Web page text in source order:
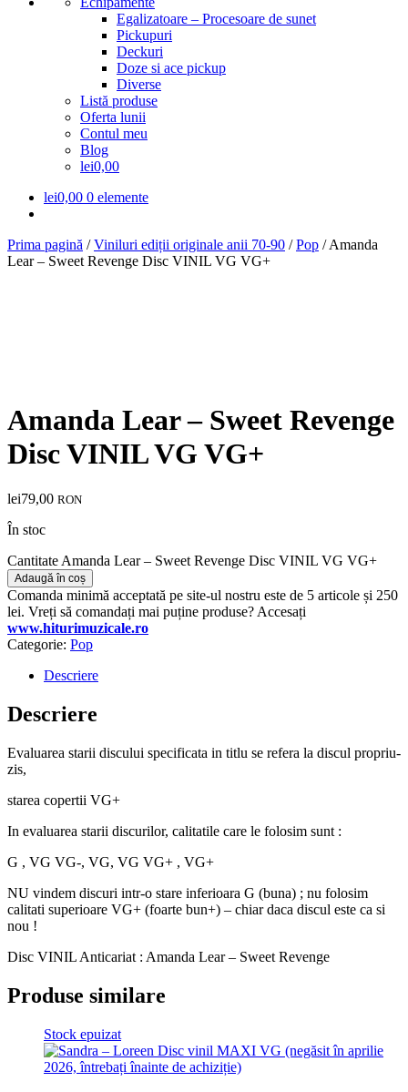
Egalizatoare – Procesoare de sunet
Pickupuri
Deckuri
Doze si ace pickup
Diverse
Listă produse
Oferta lunii
Contul meu
Blog
lei0,00
lei0,00 0 elemente
Prima pagină /Viniluri ediții originale anii 70-90 /Pop /Amanda
Lear – Sweet Revenge Disc VINIL VG VG+
Amanda Lear – Sweet Revenge
Disc VINIL VG VG+
lei79,00 RON
În stoc
Cantitate Amanda Lear – Sweet Revenge Disc VINIL VG VG+
Adaugă în coș
Comanda minimă acceptată pe site-ul nostru este de 5 articole și 250
lei. Vreți să comandați mai puține produse? Accesați
www.hiturimuzicale.ro
Categorie: Pop
Descriere
Descriere
Evaluarea starii discului specificata in titlu se refera la discul propriu-
zis,
starea copertii VG+
In evaluarea starii discurilor, calitatile care le folosim sunt :
G , VG VG-, VG, VG VG+ , VG+
NU vindem discuri intr-o stare inferioara G (buna) ; nu folosim
calitati superioare VG+ (foarte bun+) – chiar daca discul este ca si
nou !
Disc VINIL Anticariat : Amanda Lear – Sweet Revenge
Produse similare
Stock epuizat